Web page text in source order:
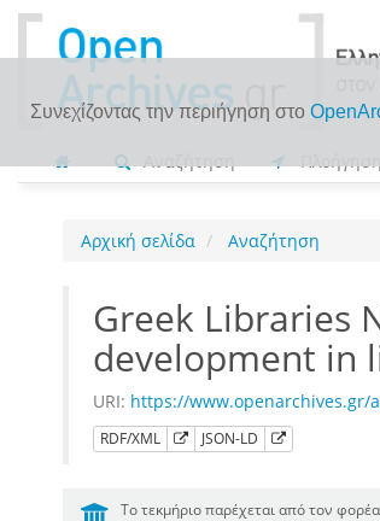
Συνεχίζοντας την περιήγηση στο
Αναζήτηση
Αρχική σελίδα Αναζήτηση
Greek Libraries
development in
URI: https://www.openarchives.gr/
RDF/XML JSON-LD
Το τεκμήριο παρέχεται από τον